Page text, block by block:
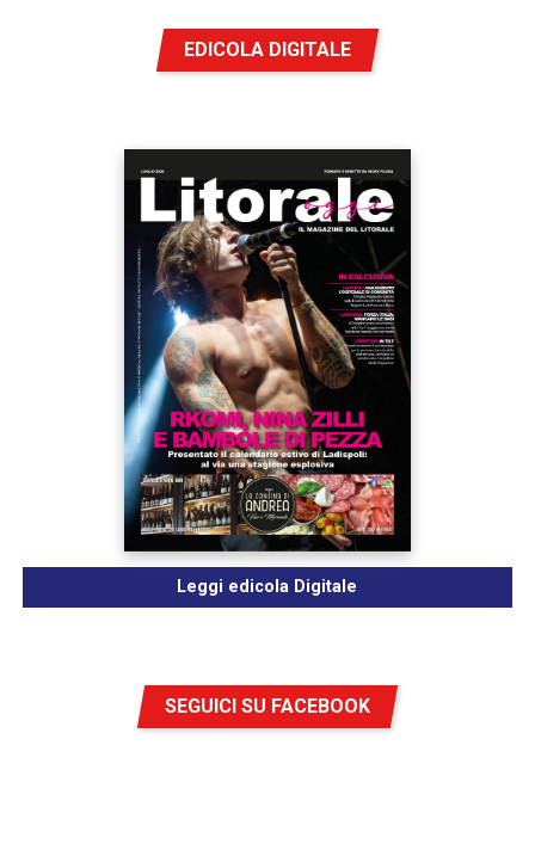
EDICOLA DIGITALE
Leggi edicola Digitale
SEGUICI SU FACEBOOK